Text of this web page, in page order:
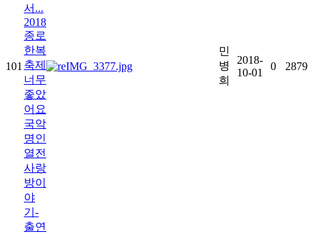
서...
101
2018
종로
한복
축제
너무
좋았
어요
민
병
희
2018-
10-01
0 2879
국악
명인
열전
사랑
방이
야
기-
출연